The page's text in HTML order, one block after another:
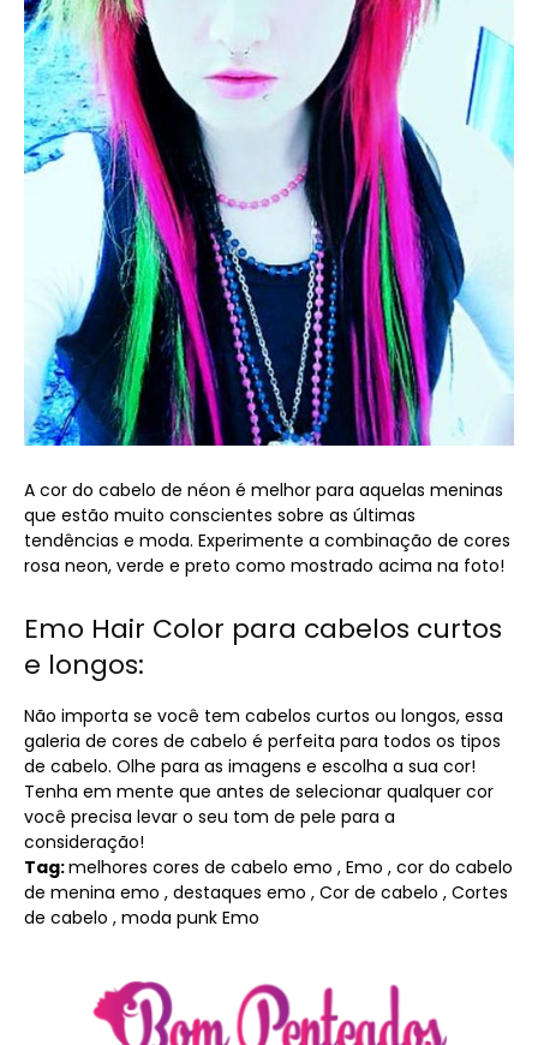
A cor do cabelo de néon é melhor para aquelas meninas
que estão muito conscientes sobre as últimas
tendências e moda. Experimente a combinação de cores
rosa neon, verde e preto como mostrado acima na foto!
Emo Hair Color para cabelos curtos
e longos:
Não importa se você tem cabelos curtos ou longos, essa
galeria de cores de cabelo é perfeita para todos os tipos
de cabelo. Olhe para as imagens e escolha a sua cor!
Tenha em mente que antes de selecionar qualquer cor
você precisa levar o seu tom de pele para a
consideração!
Tag:melhores cores de cabelo emo , Emo , cor do cabelo
de menina emo , destaques emo , Cor de cabelo , Cortes
de cabelo , moda punk Emo